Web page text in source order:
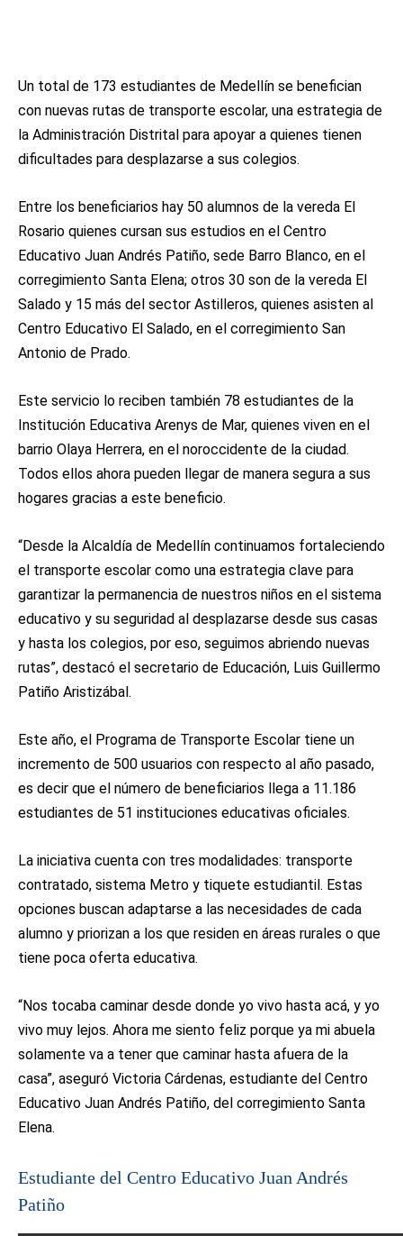
Un total de 173 estudiantes de Medellín se benefician
con nuevas rutas de transporte escolar, una estrategia de
la Administración Distrital para apoyar a quienes tienen
dificultades para desplazarse a sus colegios.
Entre los beneficiarios hay 50 alumnos de la vereda El
Rosario quienes cursan sus estudios en el Centro
Educativo Juan Andrés Patiño, sede Barro Blanco, en el
corregimiento Santa Elena; otros 30 son de la vereda El
Salado y 15 más del sector Astilleros, quienes asisten al
Centro Educativo El Salado, en el corregimiento San
Antonio de Prado.
Este servicio lo reciben también 78 estudiantes de la
Institución Educativa Arenys de Mar, quienes viven en el
barrio Olaya Herrera, en el noroccidente de la ciudad.
Todos ellos ahora pueden llegar de manera segura a sus
hogares gracias a este beneficio.
“Desde la Alcaldía de Medellín continuamos fortaleciendo
el transporte escolar como una estrategia clave para
garantizar la permanencia de nuestros niños en el sistema
educativo y su seguridad al desplazarse desde sus casas
y hasta los colegios, por eso, seguimos abriendo nuevas
rutas”, destacó el secretario de Educación, Luis Guillermo
Patiño Aristizábal.
Este año, el Programa de Transporte Escolar tiene un
incremento de 500 usuarios con respecto al año pasado,
es decir que el número de beneficiarios llega a 11.186
estudiantes de 51 instituciones educativas oficiales.
La iniciativa cuenta con tres modalidades: transporte
contratado, sistema Metro y tiquete estudiantil. Estas
opciones buscan adaptarse a las necesidades de cada
alumno y priorizan a los que residen en áreas rurales o que
tiene poca oferta educativa.
“Nos tocaba caminar desde donde yo vivo hasta acá, y yo
vivo muy lejos. Ahora me siento feliz porque ya mi abuela
solamente va a tener que caminar hasta afuera de la
casa”, aseguró Victoria Cárdenas, estudiante del Centro
Educativo Juan Andrés Patiño, del corregimiento Santa
Elena.
Estudiante del Centro Educativo Juan Andrés
Patiño